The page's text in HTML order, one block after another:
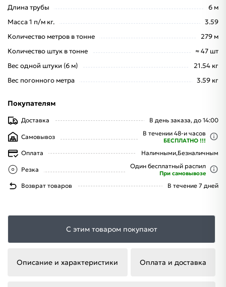
Длина трубы
6 м
Масса 1 п/м кг.
3.59
Количество метров в тонне
279 м
Количество штук в тонне
≈ 47 шт
Вес одной штуки (6 м)
21.54 кг
Вес погонного метра
3.59 кг
Покупателям
Доставка В день заказа, до 14:00
Самовывоз В течении 48-и часов
БЕСПЛАТНО !!!
Оплата Наличными,Безналичным
Резка Один бесплатный распил
При самовывозе
Возврат товаров В течение 7 дней
С этим товаром покупают
Описание и характеристики Оплата и доставка